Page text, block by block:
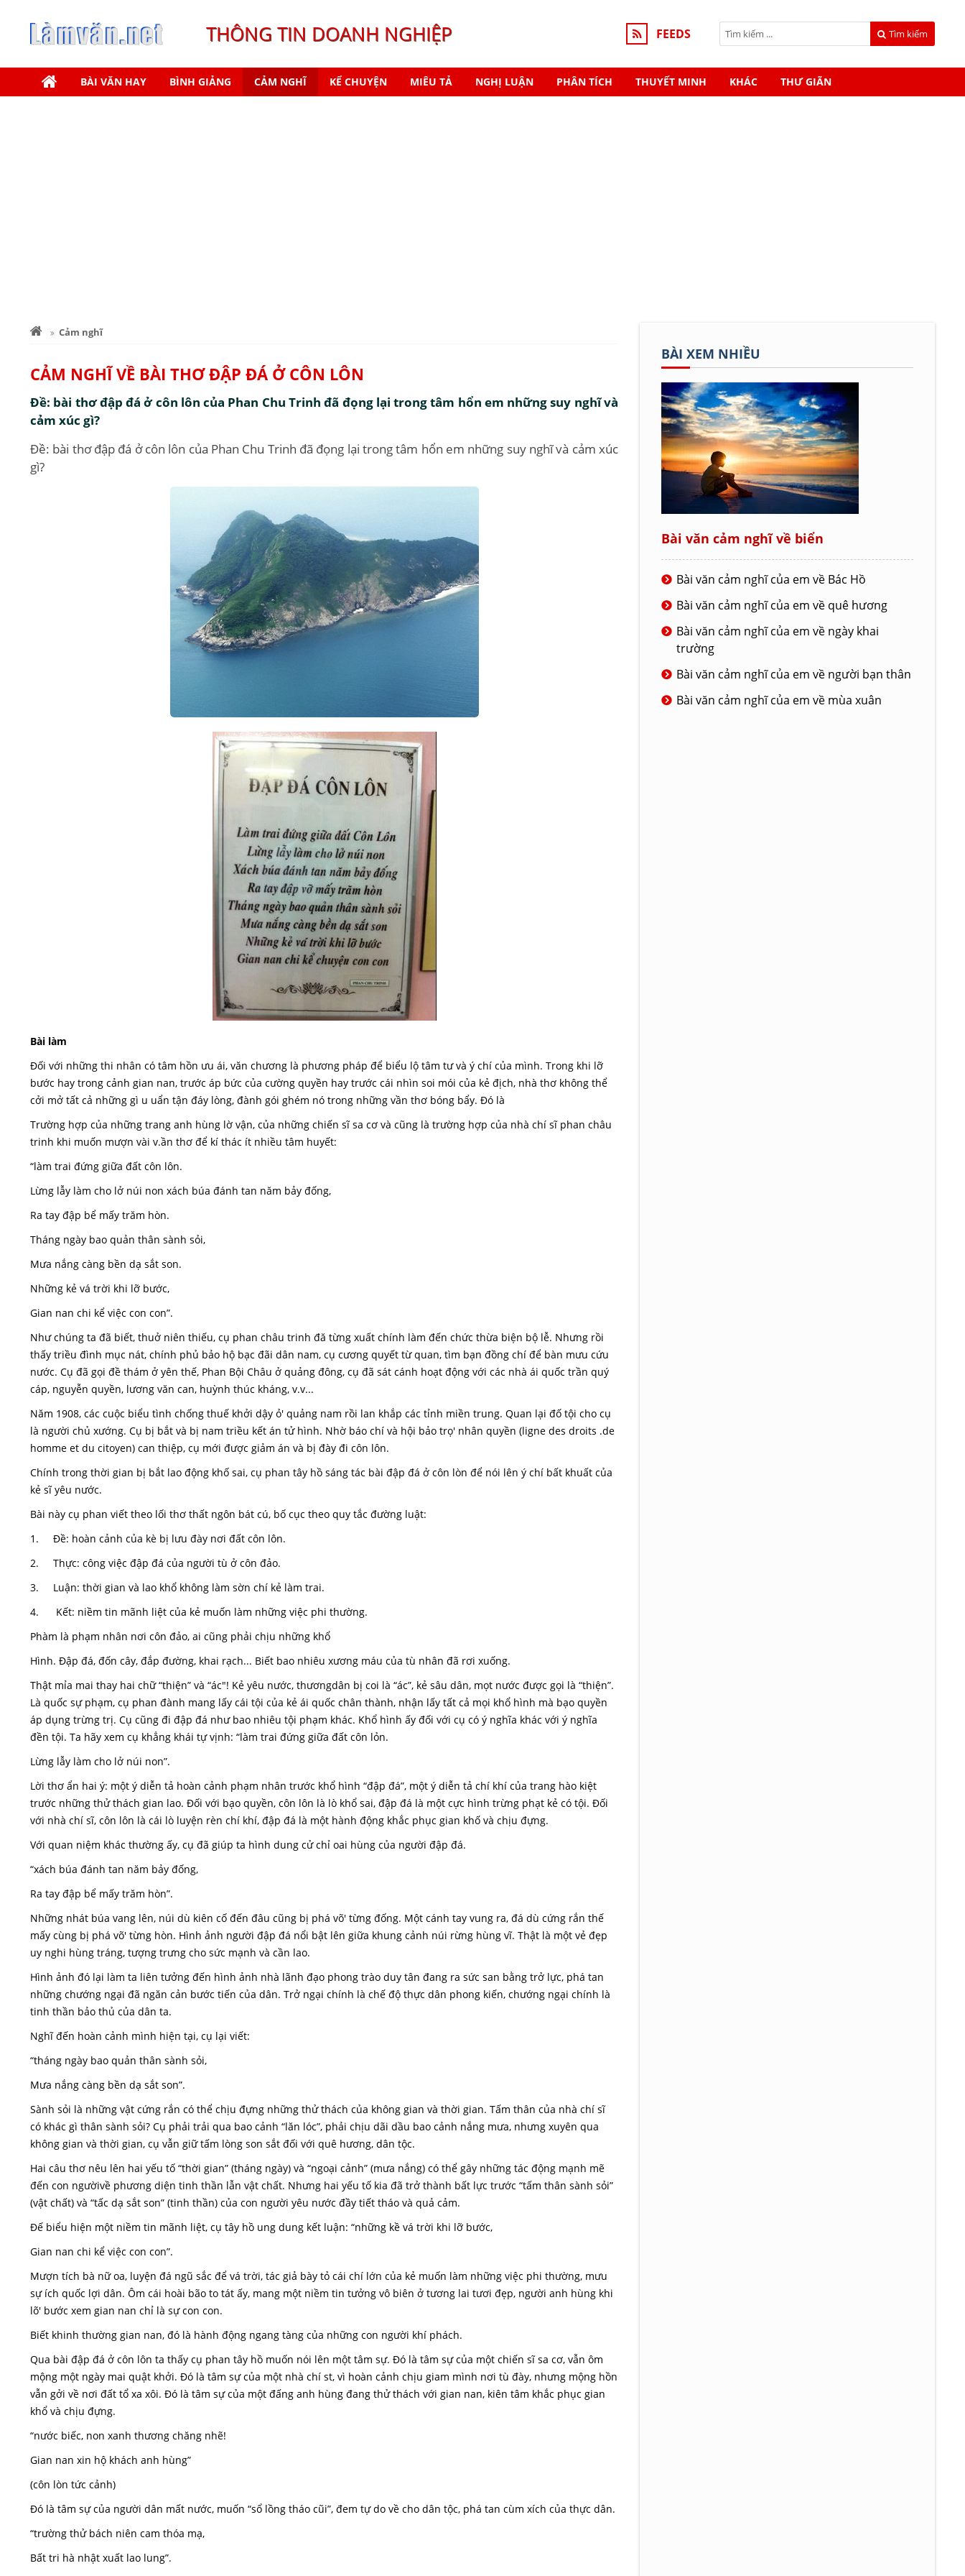
THÔNG TIN DOANH NGHIỆP FEEDS Tìm kiếm
BÀI VĂN HAY BÌNH GIẢNG CẢM NGHĨ KỂ CHUYỆN MIÊU TẢ NGHỊ LUẬN PHÂN TÍCH THUYẾT MINH KHÁC THƯ GIÃN
Cảm nghĩ
CẢM NGHĨ VỀ BÀI THƠ ĐẬP ĐÁ Ở CÔN LÔN
Đề: bài thơ đập đá ở côn lôn của Phan Chu Trinh đã đọng lại trong tâm hổn em những suy nghĩ và
cảm xúc gì?
Đề: bài thơ đập đá ở côn lôn của Phan Chu Trinh đã đọng lại trong tâm hổn em những suy nghĩ và cảm xúc
gì?
Bài làm
Đối với những thi nhân có tâm hồn ưu ái, văn chương là phương pháp để biểu lộ tâm tư và ý chí của mình. Trong khi lỡ
bước hay trong cảnh gian nan, trước áp bức của cường quyền hay trước cái nhìn soi mói của kẻ địch, nhà thơ không thể
cởi mở tất cả những gì u uẩn tận đáy lòng, đành gói ghém nó trong những vần thơ bóng bẩy. Đó là
Trường hợp của những trang anh hùng lờ vận, của những chiến sĩ sa cơ và cũng là trường hợp của nhà chí sĩ phan châu
trinh khi muốn mượn vài v.ần thơ để kí thác ít nhiều tâm huyết:
“làm trai đứng giữa đất côn lôn.
Lừng lẫy làm cho lở núi non xách búa đánh tan năm bảy đống,
Ra tay đập bể mấy trăm hòn.
Tháng ngày bao quản thân sành sỏi,
Mưa nắng càng bền dạ sắt son.
Những kẻ vá trời khi lỡ bước,
Gian nan chi kể việc con con”.
Như chúng ta đã biết, thuở niên thiếu, cụ phan châu trinh đă từng xuất chính làm đến chức thừa biện bộ lễ. Nhưng rồi
thấy triều đình mục nát, chính phủ bảo hộ bạc đãi dân nam, cụ cương quyết từ quan, tìm bạn đồng chí để bàn mưu cứu
nước. Cụ đã gọi đề thám ở yên thế, Phan Bội Châu ở quảng đông, cụ đã sát cánh hoạt động với các nhà ái quốc trần quý
cáp, nguyễn quyền, lương văn can, huỳnh thúc kháng, v.v...
Năm 1908, các cuộc biểu tình chống thuế khởi dậy ỏ' quảng nam rồi lan khắp các tỉnh miền trung. Quan lại đố tội cho cụ
là người chủ xướng. Cụ bị bắt và bị nam triều kết án tử hình. Nhờ báo chí và hội bảo trọ' nhân quyền (ligne des droits .de
homme et du citoyen) can thiệp, cụ mới được giảm án và bị đày đi côn lôn.
Chính trong thời gian bị bắt lao động khố sai, cụ phan tây hồ sáng tác bài đập đá ở côn lòn để nói lên ý chí bất khuất của
kẻ sĩ yêu nước.
Bài này cụ phan viết theo lối thơ thất ngôn bát cú, bố cục theo quy tắc đường luật:
1. Đề: hoàn cảnh của kè bị lưu đày nơi đất côn lôn.
2. Thực: công việc đập đá của người tù ở côn đảo.
3. Luận: thời gian và lao khổ không làm sờn chí kẻ làm trai.
4. Kết: niềm tin mãnh liệt của kẻ muốn làm những việc phi thường.
Phàm là phạm nhân nơi côn đảo, ai cũng phải chịu những khổ
Hình. Đập đá, đốn cây, đắp đường, khai rạch... Biết bao nhiêu xương máu của tù nhân đã rơi xuống.
Thật mỉa mai thay hai chữ “thiện” và “ác"! Kẻ yêu nước, thươngdân bị coi là “ác”, kẻ sâu dân, mọt nước được gọi là “thiện”.
Là quốc sự phạm, cụ phan đành mang lấy cái tội của kẻ ái quốc chân thành, nhận lấy tất cả mọi khổ hình mà bạo quyền
áp dụng trừng trị. Cụ cũng đi đập đá như bao nhiêu tội phạm khác. Khổ hình ấy đối với cụ có ý nghĩa khác với ý nghĩa
đền tội. Ta hãy xem cụ khẳng khái tự vịnh: “làm trai đứng giữa đất côn lỏn.
Lừng lẫy làm cho lở núi non”.
Lời thơ ẩn hai ý: một ý diễn tả hoàn cảnh phạm nhân trước khổ hình “đập đá”, một ý diễn tả chí khí của trang hào kiệt
trước những thử thách gian lao. Đối với bạo quyền, côn lôn là lò khổ sai, đập đá là một cực hình trừng phạt kẻ có tội. Đối
với nhà chí sĩ, côn lôn là cái lò luyện rèn chí khí, đập đá là một hành động khắc phục gian khố và chịu đựng.
Với quan niệm khác thường ấy, cụ đã giúp ta hình dung cử chỉ oai hùng của người đập đá.
“xách búa đánh tan năm bảy đống,
Ra tay đập bể mấy trăm hòn”.
Những nhát búa vang lên, núi dù kiên cố đến đâu cũng bị phá võ' từng đống. Một cánh tay vung ra, đá dù cứng rắn thế
mấy cùng bị phá võ' từng hòn. Hình ảnh người đập đá nổi bật lên giữa khung cảnh núi rừng hùng vĩ. Thật là một vẻ đẹp
uy nghi hùng tráng, tượng trưng cho sức mạnh và cần lao.
Hình ảnh đó lại làm ta liên tưởng đến hình ảnh nhà lãnh đạo phong trào duy tân đang ra sức san bằng trở lực, phá tan
những chướng ngại đã ngăn cản bước tiến của dân. Trở ngại chính là chế độ thực dân phong kiến, chướng ngại chính là
tinh thần bảo thủ của dân ta.
Nghĩ đến hoàn cảnh mình hiện tại, cụ lại viết:
“tháng ngày bao quản thân sành sỏi,
Mưa nắng càng bền dạ sắt son”.
Sành sỏi là những vật cứng rắn có thể chịu đựng những thử thách của không gian và thời gian. Tấm thân của nhà chí sĩ
có khác gì thân sành sỏi? Cụ phải trải qua bao cảnh “lăn lóc”, phải chịu dãi dầu bao cảnh nắng mưa, nhưng xuyên qua
không gian và thời gian, cụ vẫn giữ tấm lòng son sắt đối với quê hương, dân tộc.
Hai câu thơ nêu lên hai yếu tố “thời gian” (tháng ngày) và “ngoại cảnh” (mưa nắng) có thể gây những tác động mạnh mẽ
đến con ngườivề phương diện tinh thần lẫn vật chất. Nhưng hai yếu tố kia đã trở thành bất lực trước “tấm thân sành sỏi”
(vật chất) và “tấc dạ sắt son” (tinh thần) của con người yêu nước đầy tiết tháo và quả cảm.
Đế biểu hiện một niềm tin mãnh liệt, cụ tây hồ ung dung kết luận: “những kề vá trời khi lỡ bước,
Gian nan chi kể việc con con”.
Mượn tích bà nữ oa, luyện đá ngũ sắc để vá trời, tác giả bày tỏ cái chí lớn của kẻ muốn làm những việc phi thường, mưu
sự ích quốc lợi dân. Ôm cái hoài bão to tát ấy, mang một niềm tin tưởng vô biên ở tương lai tươi đẹp, người anh hùng khi
lõ' bước xem gian nan chỉ là sự con con.
Biết khinh thường gian nan, đó là hành động ngang tàng của những con người khí phách.
Qua bài đập đá ở côn lôn ta thấy cụ phan tây hồ muốn nói lên một tâm sự. Đó là tâm sự của một chiến sĩ sa cơ, vẫn ôm
mộng một ngày mai quật khởi. Đó là tâm sự của một nhà chí st, vì hoàn cảnh chịu giam mình nơi tù đày, nhưng mộng hồn
vẫn gởi về nơi đất tổ xa xôi. Đó là tâm sự của một đấng anh hùng đang thử thách với gian nan, kiên tâm khắc phục gian
khổ và chịu đựng.
“nước biếc, non xanh thương chăng nhẽ!
Gian nan xin hộ khách anh hùng”
(côn lòn tức cảnh)
Đó là tâm sự của người dân mất nước, muốn “sổ lồng tháo cũi”, đem tự do về cho dân tộc, phá tan cùm xích của thực dân.
“trường thử bách niên cam thóa mạ,
Bất tri hà nhật xuất lao lung”.
BÀI XEM NHIỀU
Bài văn cảm nghĩ về biển
Bài văn cảm nghĩ của em về Bác Hồ
Bài văn cảm nghĩ của em về quê hương
Bài văn cảm nghĩ của em về ngày khai
trường
Bài văn cảm nghĩ của em về người bạn thân
Bài văn cảm nghĩ của em về mùa xuân